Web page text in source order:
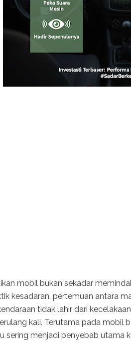
mobil bukan sekadar
kesadaran, pertemuan antara
tidak lahir dari
kali. Terutama pada mobil
sering menjadi penyebab utama